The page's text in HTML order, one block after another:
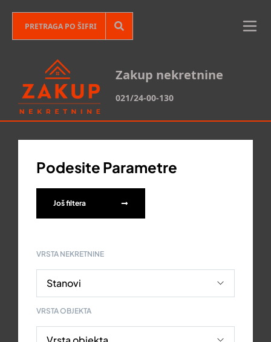
Zakup nekretnine
021/24-00-130
Podesite Parametre
Još filtera
VRSTA NEKRETNINE
VRSTA OBJEKTA